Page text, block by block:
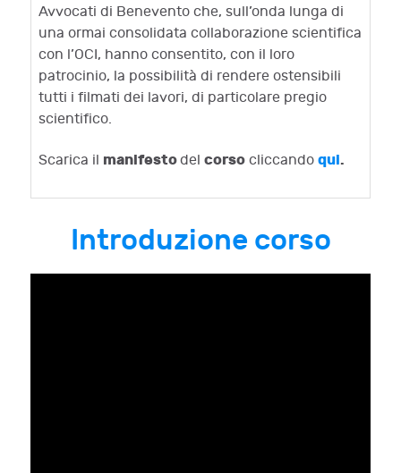
Avvocati di Benevento che, sull’onda lunga di
una ormai consolidata collaborazione scientifica
con l’OCI, hanno consentito, con il loro
patrocinio, la possibilità di rendere ostensibili
tutti i filmati dei lavori, di particolare pregio
scientifico.
Scarica il manifestodel corso cliccando qui.
Introduzione corso